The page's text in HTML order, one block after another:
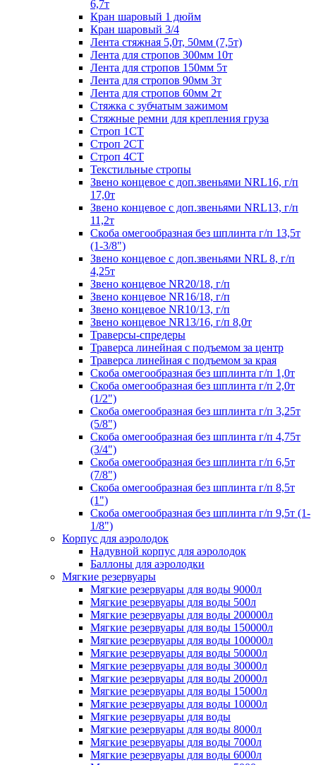
6,7т
Кран шаровый 1 дюйм
Кран шаровый 3/4
Лента стяжная 5,0т, 50мм (7,5т)
Лента для стропов 300мм 10т
Лента для стропов 150мм 5т
Лента для стропов 90мм 3т
Лента для стропов 60мм 2т
Стяжка с зубчатым зажимом
Стяжные ремни для крепления груза
Строп 1СТ
Строп 2СТ
Строп 4СТ
Текстильные стропы
Звено концевое с доп.звеньями NRL16, г/п
17,0т
Звено концевое с доп.звеньями NRL13, г/п
11,2т
Скоба омегообразная без шплинта г/п 13,5т
(1-3/8")
Звено концевое с доп.звеньями NRL 8, г/п
4,25т
Звено концевое NR20/18, г/п
Звено концевое NR16/18, г/п
Звено концевое NR10/13, г/п
Звено концевое NR13/16, г/п 8,0т
Траверсы-спредеры
Траверса линейная с подъемом за центр
Траверса линейная с подъемом за края
Скоба омегообразная без шплинта г/п 1,0т
Скоба омегообразная без шплинта г/п 2,0т
(1/2")
Скоба омегообразная без шплинта г/п 3,25т
(5/8")
Скоба омегообразная без шплинта г/п 4,75т
(3/4")
Скоба омегообразная без шплинта г/п 6,5т
(7/8")
Скоба омегообразная без шплинта г/п 8,5т
(1")
Скоба омегообразная без шплинта г/п 9,5т (1-
1/8")
Корпус для аэролодок
Надувной корпус для аэролодок
Баллоны для аэролодки
Мягкие резервуары
Мягкие резервуары для воды 9000л
Мягкие резервуары для воды 500л
Мягкие резервуары для воды 200000л
Мягкие резервуары для воды 150000л
Мягкие резервуары для воды 100000л
Мягкие резервуары для воды 50000л
Мягкие резервуары для воды 30000л
Мягкие резервуары для воды 20000л
Мягкие резервуары для воды 15000л
Мягкие резервуары для воды 10000л
Мягкие резервуары для воды
Мягкие резервуары для воды 8000л
Мягкие резервуары для воды 7000л
Мягкие резервуары для воды 6000л